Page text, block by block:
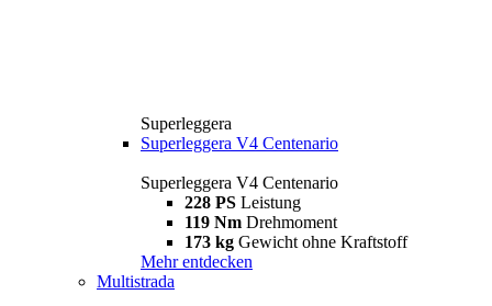
Superleggera
Superleggera V4 Centenario
Superleggera V4 Centenario
228 PS Leistung
119 Nm Drehmoment
173 kg Gewicht ohne Kraftstoff
Mehr entdecken
Multistrada